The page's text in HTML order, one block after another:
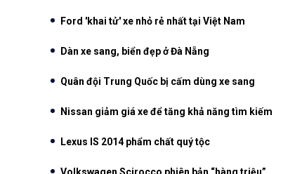
Ford 'khai tử' xe nhỏ rẻ nhất tại Việt Nam
Dàn xe sang, biển đẹp ở Đà Nẵng
Quân đội Trung Quốc bị cấm dùng xe sang
Nissan giảm giá xe để tăng khả năng tìm kiếm
Lexus IS 2014 phẩm chất quý tộc
Volkswagen Scirocco phiên bản “hàng triệu”